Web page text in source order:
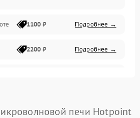
1100 ₽ Подробнее →
2200 ₽ Подробнее →
Подробнее →
печи Hotpoint